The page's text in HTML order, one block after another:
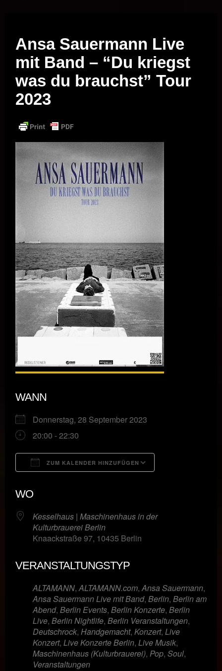
Ansa Sauermann Live
mit Band – “Du kriegst
was du brauchst” Tour
2023
WANN
Donnerstag, 28 September 2023
20:00 - 22:30
ZUM KALENDER HINZUFÜGEN
WO
Kesselhaus | Maschinenhaus in der
Kulturbrauerei Berlin
Knaackstraße 97, 10435 Berlin
VERANSTALTUNGSTYP
ALTAMANN,ALTAMANN.com,Ansa Sauermann,
Ansa Sauermann Live mit Band, Berlin, Berlin am
Abend, Berlin Events, Berlin Konzerte, Berlin
Live, Berlin Nightlife, Berlin Veranstaltungen,
Deutschrock, Handgemacht, Konzert, Live
Konzert, Live Konzerte Berlin, Live Musik,
Maschinenhaus (Kulturbrauerei), Pop, Soul,
Veranstaltungen